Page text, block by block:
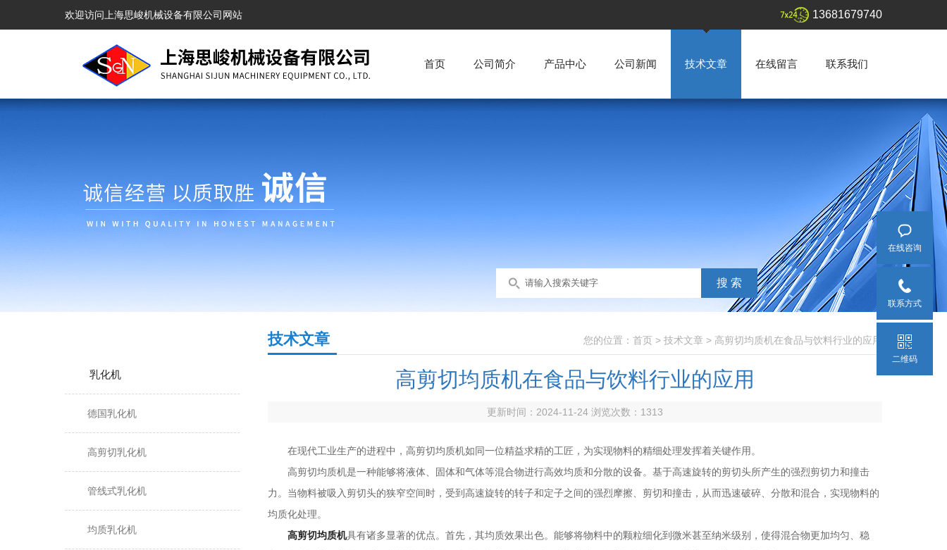
欢迎访问上海思峻机械设备有限公司网站 13681679740
首页 公司简介 产品中心 公司新闻 技术文章 在线留言 联系我们
乳化机
德国乳化机
高剪切乳化机
管线式乳化机
均质乳化机
您的位置： 首页 > 技术文章 > 高剪切均质机在食品与饮料行业的应用
技术文章
高剪切均质机在食品与饮料行业的应用
更新时间：2024-11-24 浏览次数： 1313
在现代工业生产的进程中，高剪切均质机如同一位精益求精的工匠，为实现物料的精细处理发挥着关键作用。
高剪切均质机是一种能够将液体、固体和气体等混合物进行高效均质和分散的设备。基于高速旋转的剪切头所产生的强烈剪切力和撞击
力。当物料被吸入剪切头的狭窄空间时，受到高速旋转的转子和定子之间的强烈摩擦、剪切和撞击，从而迅速破碎、分散和混合，实现物料的
均质化处理。
高剪切均质机具有诸多显著的优点。首先，其均质效果出色。能够将物料中的颗粒细化到微米甚至纳米级别，使得混合物更加均匀、稳
在线咨询
联系方式
二维码